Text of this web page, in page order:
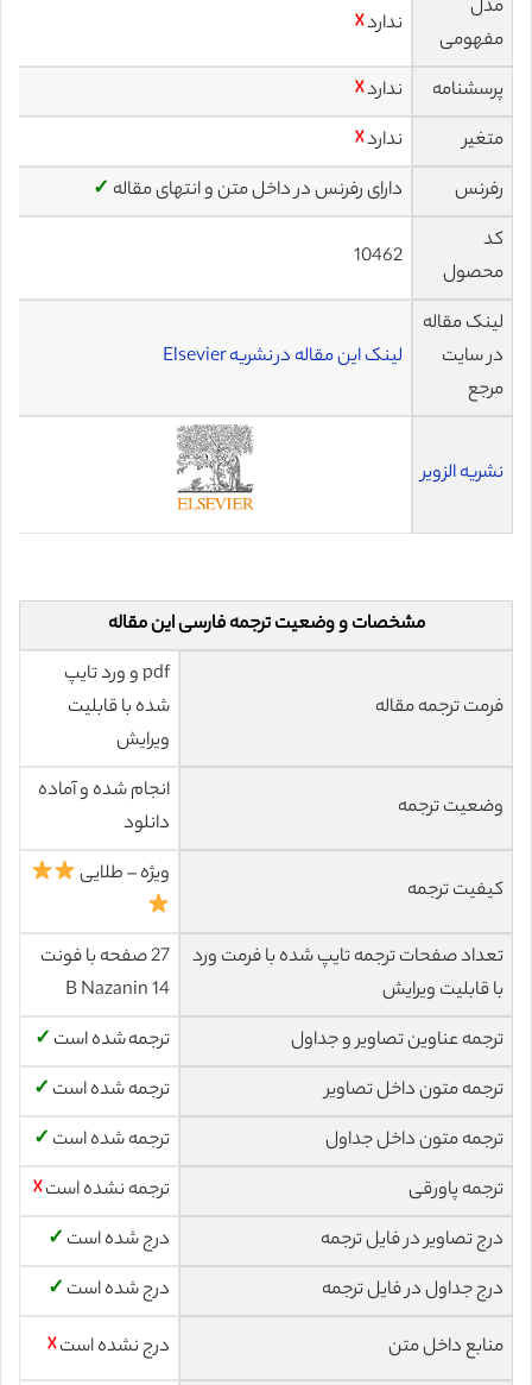
مدل
مفهومی
ندارد☓
پرسشنامه ندارد☓
متغیر
ندارد☓
رفرنس
دارای رفرنس در داخل متن و انتهای مقاله ✓
کد
محصول
10462
لینک مقاله
در سایت
مرجع
لینک این مقاله در نشریه Elsevier
نشریه الزویر
مشخصات و وضعیت ترجمه فارسی این مقاله
فرمت ترجمه مقاله
pdf و ورد تایپ
شده با قابلیت
ویرایش
وضعیت ترجمه
انجام شده و آماده
دانلود
کیفیت ترجمه
ویژه – طلایی
تعداد صفحات ترجمه تایپ شده با فرمت ورد
با قابلیت ویرایش
27 صفحه با فونت
14 B Nazanin
ترجمه عناوین تصاویر و جداول
ترجمه شده است ✓
ترجمه متون داخل تصاویر
ترجمه شده است ✓
ترجمه متون داخل جداول
ترجمه شده است ✓
ترجمه پاورقی
ترجمه نشده است☓
درج تصاویر در فایل ترجمه
درج شده است ✓
درج جداول در فایل ترجمه
درج شده است ✓
منابع داخل متن
درج نشده است☓